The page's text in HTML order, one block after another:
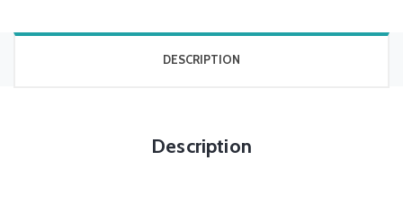
DESCRIPTION
Description